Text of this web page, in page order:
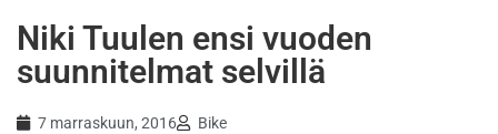
Niki Tuulen ensi vuoden
suunnitelmat selvillä
7 marraskuun, 2016 Bike